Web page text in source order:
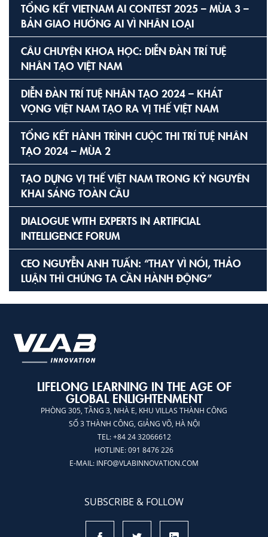
TỔNG KẾT VIETNAM AI CONTEST 2025 – MÙA 3 –
BẢN GIAO HƯỞNG AI VÌ NHÂN LOẠI
CÂU CHUYỆN KHOA HỌC: DIỄN ĐÀN TRÍ TUỆ
NHÂN TẠO VIỆT NAM
DIỄN ĐÀN TRÍ TUỆ NHÂN TẠO 2024 – KHÁT
VỌNG VIỆT NAM TẠO RA VỊ THẾ VIỆT NAM
TỔNG KẾT HÀNH TRÌNH CUỘC THI TRÍ TUỆ NHÂN
TẠO 2024 – MÙA 2
TẠO DỰNG VỊ THẾ VIỆT NAM TRONG KỶ NGUYÊN
KHAI SÁNG TOÀN CẦU
DIALOGUE WITH EXPERTS IN ARTIFICIAL
INTELLIGENCE FORUM
CEO NGUYỄN ANH TUẤN: “THAY VÌ NÓI, THẢO
LUẬN THÌ CHÚNG TA CẦN HÀNH ĐỘNG”
LIFELONG LEARNING IN THE AGE OF
GLOBAL ENLIGHTENMENT
PHÒNG 305, TẦNG 3, NHÀ E, KHU VILLAS THÀNH CÔNG
SỐ 3 THÀNH CÔNG, GIẢNG VÕ, HÀ NỘI
TEL: +84 24 32066612
HOTLINE: 091 8476 226
E-MAIL: INFO@VLABINNOVATION.COM
SUBSCRIBE & FOLLOW